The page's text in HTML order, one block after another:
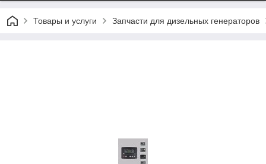
Товары и услуги Запчасти для дизельных генераторов